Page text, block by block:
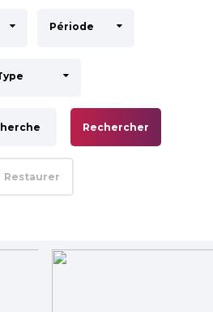
Période
Rechercher
Restaurer